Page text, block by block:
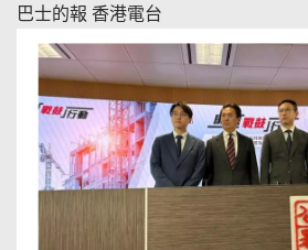
巴士的報 香港電台